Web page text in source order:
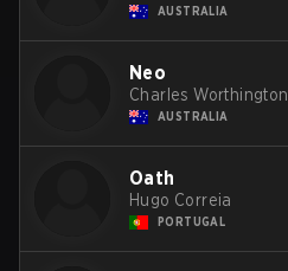
AUSTRALIA
Neo
Charles Worthington
AUSTRALIA
Oath
Hugo Correia
PORTUGAL